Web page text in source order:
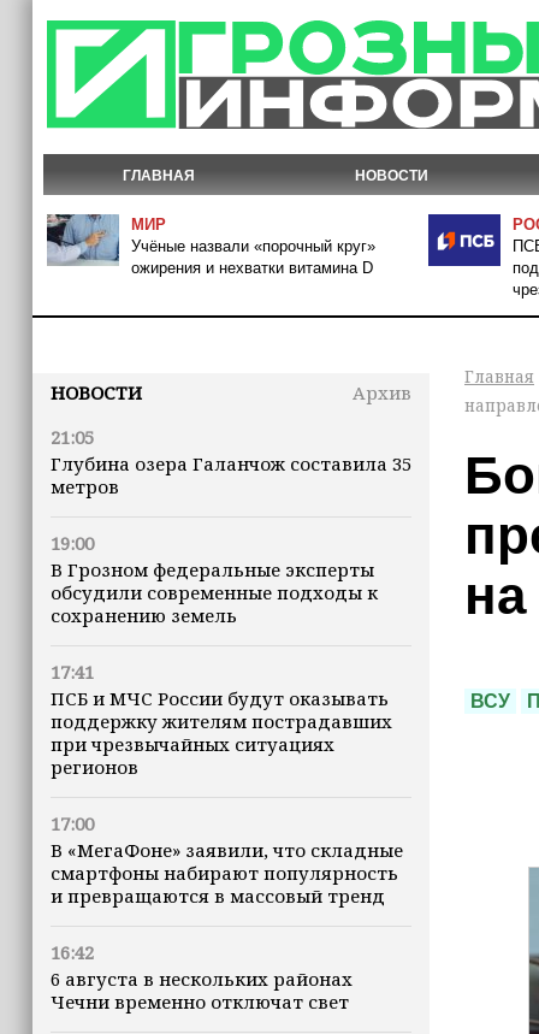
ГЛАВНАЯ НОВОСТИ
МИР
Учёные назвали «порочный круг»
ожирения и нехватки витамина D
НОВОСТИ
Архив
21:05
Глубина озера Галанчож составила 35
метров
19:00
В Грозном федеральные эксперты
обсудили современные подходы к
сохранению земель
17:41
ПСБ и МЧС России будут оказывать
поддержку жителям пострадавших
при чрезвычайных ситуациях
регионов
17:00
В «МегаФоне» заявили, что складные
смартфоны набирают популярность
и превращаются в массовый тренд
16:42
6 августа в нескольких районах
Чечни временно отключат свет
Главная
ВСУ